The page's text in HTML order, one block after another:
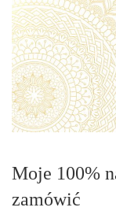
Moje 100%
zamówić